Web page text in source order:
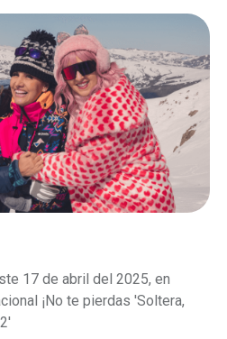
17 de abril del 2025, en
¡No te pierdas 'Soltera,